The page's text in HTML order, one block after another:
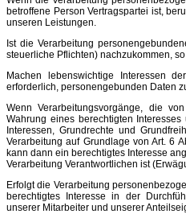
betroffene Person Vertragspartei ist,
unseren Leistungen.
Ist die Verarbeitung
steuerliche Pflichten) nachzukommen,
Machen lebenswichtige Interessen
erforderlich, personengebunden Daten
Wenn Verarbeitungsvorgänge, die
Wahrung eines berechtigten
Interessen, Grundrechte und
Verarbeitung auf Grundlage von Art. 6
kann dann ein berechtigtes Interesse
Verarbeitung Verantwortlichen ist
Erfolgt die Verarbeitung
berechtigtes Interesse in der
unserer Mitarbeiter und unserer